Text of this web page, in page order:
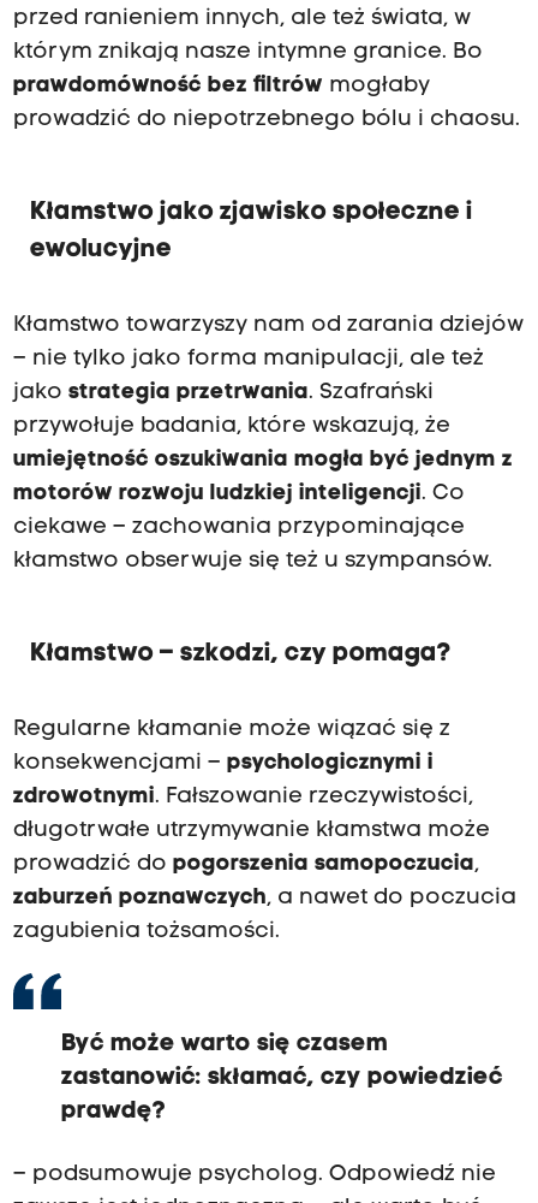
przed ranieniem innych, ale też świata, w
którym znikają nasze intymne granice. Bo
prawdomówność bez filtrów mogłaby
prowadzić do niepotrzebnego bólu i chaosu.
Kłamstwo jako zjawisko społeczne i
ewolucyjne
Kłamstwo towarzyszy nam od zarania dziejów
– nie tylko jako forma manipulacji, ale też
jako strategia przetrwania. Szafrański
przywołuje badania, które wskazują, że
umiejętność oszukiwania mogła być jednym z
motorów rozwoju ludzkiej inteligencji. Co
ciekawe – zachowania przypominające
kłamstwo obserwuje się też u szympansów.
Kłamstwo – szkodzi, czy pomaga?
Regularne kłamanie może wiązać się z
konsekwencjami – psychologicznymi i
zdrowotnymi. Fałszowanie rzeczywistości,
długotrwałe utrzymywanie kłamstwa może
prowadzić do pogorszenia samopoczucia,
zaburzeń poznawczych, a nawet do poczucia
zagubienia tożsamości.
Być może warto się czasem
zastanowić: skłamać, czy powiedzieć
prawdę?
– podsumowuje psycholog. Odpowiedź nie